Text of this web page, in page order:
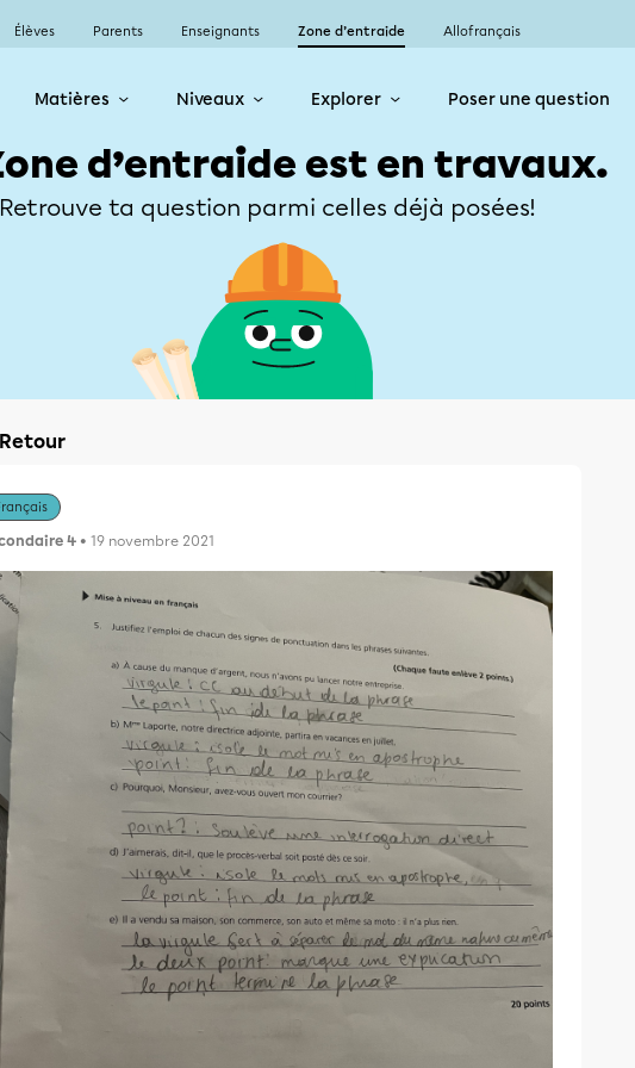
Élèves Parents Enseignants Zone d’entraide Allofrançais
Matières Niveaux Explorer Poser une question
d’entraide est en travaux.
ta question parmi celles déjà posées!
Retour
4 • 19 novembre 2021